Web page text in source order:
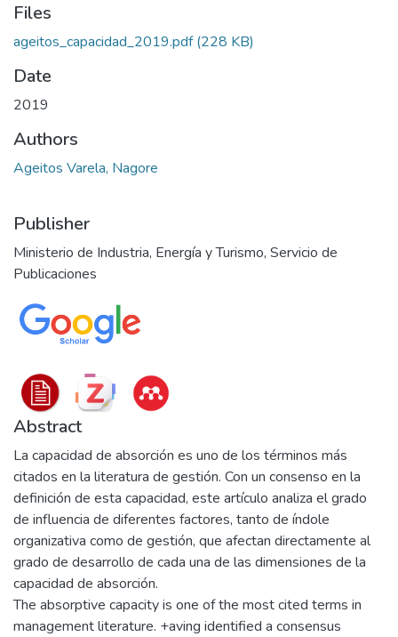
Files
ageitos_capacidad_2019.pdf(228 KB)
Date
2019
Authors
Ageitos Varela, Nagore
Publisher
Ministerio de Industria, Energía y Turismo, Servicio de
Publicaciones
Abstract
La capacidad de absorción es uno de los términos más
citados en la literatura de gestión. Con un consenso en la
definición de esta capacidad, este artículo analiza el grado
de influencia de diferentes factores, tanto de índole
organizativa como de gestión, que afectan directamente al
grado de desarrollo de cada una de las dimensiones de la
capacidad de absorción.
The absorptive capacity is one of the most cited terms in
management literature. +aving identified a consensus